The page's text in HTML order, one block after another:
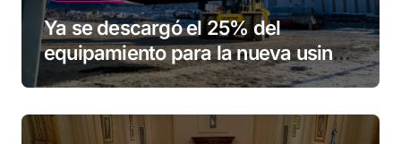
Ya se descargó el 25% del
equipamiento para la nueva usina
de Ushuaia